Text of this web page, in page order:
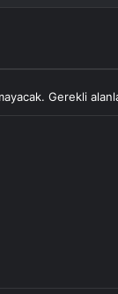
Gerekli